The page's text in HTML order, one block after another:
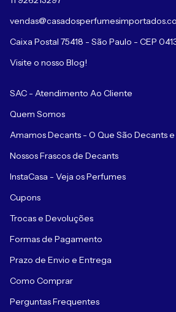
Caixa Postal 75418 - São Paulo - CEP
Visite o nosso Blog!
SAC - Atendimento Ao Cliente
Quem Somos
Amamos Decants - O Que São Decants
Nossos Frascos de Decants
InstaCasa - Veja os Perfumes
Cupons
Trocas e Devoluções
Formas de Pagamento
Prazo de Envio e Entrega
Como Comprar
Perguntas Frequentes